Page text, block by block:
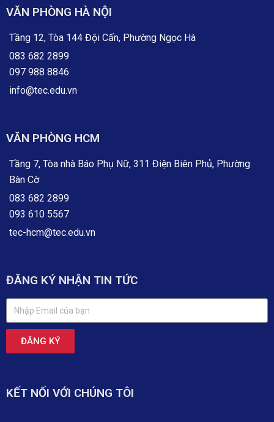
VĂN PHÒNG HÀ NỘI
Tầng 12, Tòa 144 Đội Cấn, Phường Ngọc Hà
083 682 2899
097 988 8846
info@tec.edu.vn
VĂN PHÒNG HCM
Tầng 7, Tòa nhà Báo Phụ Nữ, 311 Điện Biên Phủ, Phường
Bàn Cờ
083 682 2899
093 610 5567
tec-hcm@tec.edu.vn
ĐĂNG KÝ NHẬN TIN TỨC
ĐĂNG KÝ
KẾT NỐI VỚI CHÚNG TÔI